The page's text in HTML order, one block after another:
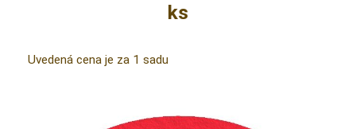
ks
Uvedená cena je za 1 sadu